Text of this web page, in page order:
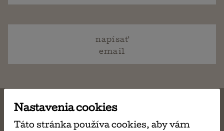
napísať
email
Nastavenia cookies
Táto stránka používa cookies, aby vám